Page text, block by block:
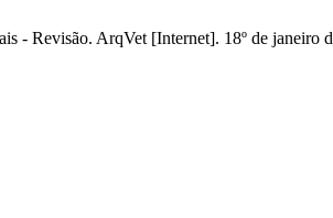
- Revisão. ArqVet [Internet]. 18º de janeiro